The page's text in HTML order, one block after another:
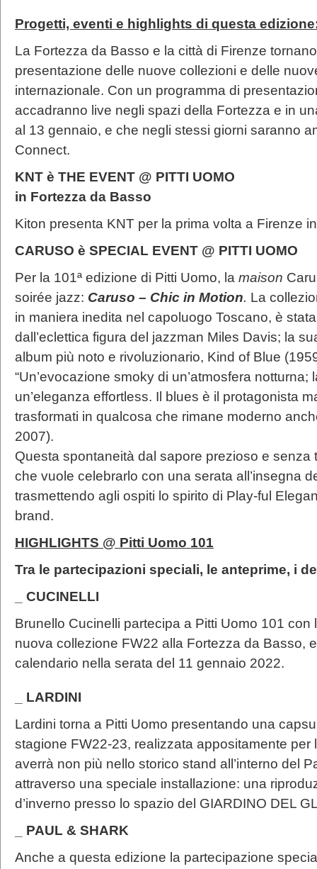
Progetti, eventi e highlights di questa
La Fortezza da Basso e la città di Firenze
presentazione delle nuove collezioni e delle
internazionale. Con un programma di
accadranno live negli spazi della Fortezza e in
al 13 gennaio, e che negli stessi giorni saranno
Connect.
KNT è THE EVENT @ PITTI UOMO
in Fortezza da Basso
Kiton presenta KNT per la prima volta a Firenze
CARUSO è SPECIAL EVENT @ PITTI UOMO
Per la 101ª edizione di Pitti Uomo, la maison
soirée jazz: Caruso – Chic in Motion. La
in maniera inedita nel capoluogo Toscano, è
dall’eclettica figura del jazzman Miles Davis; la
album più noto e rivoluzionario, Kind of Blue
“Un’evocazione smoky di un’atmosfera notturna;
un’eleganza effortless. Il blues è il protagonista
trasformati in qualcosa che rimane moderno
2007).
Questa spontaneità dal sapore prezioso e senza
che vuole celebrarlo con una serata all’insegna
trasmettendo agli ospiti lo spirito di Play-ful
brand.
HIGHLIGHTS @ Pitti Uomo 101
Tra le partecipazioni speciali, le anteprime, i
_ CUCINELLI
Brunello Cucinelli partecipa a Pitti Uomo 101
nuova collezione FW22 alla Fortezza da Basso,
calendario nella serata del 11 gennaio 2022.
_ LARDINI
Lardini torna a Pitti Uomo presentando una
stagione FW22-23, realizzata appositamente per
averrà non più nello storico stand all’interno del
attraverso una speciale installazione: una
d’inverno presso lo spazio del GIARDINO DEL
_ PAUL & SHARK
Anche a questa edizione la partecipazione